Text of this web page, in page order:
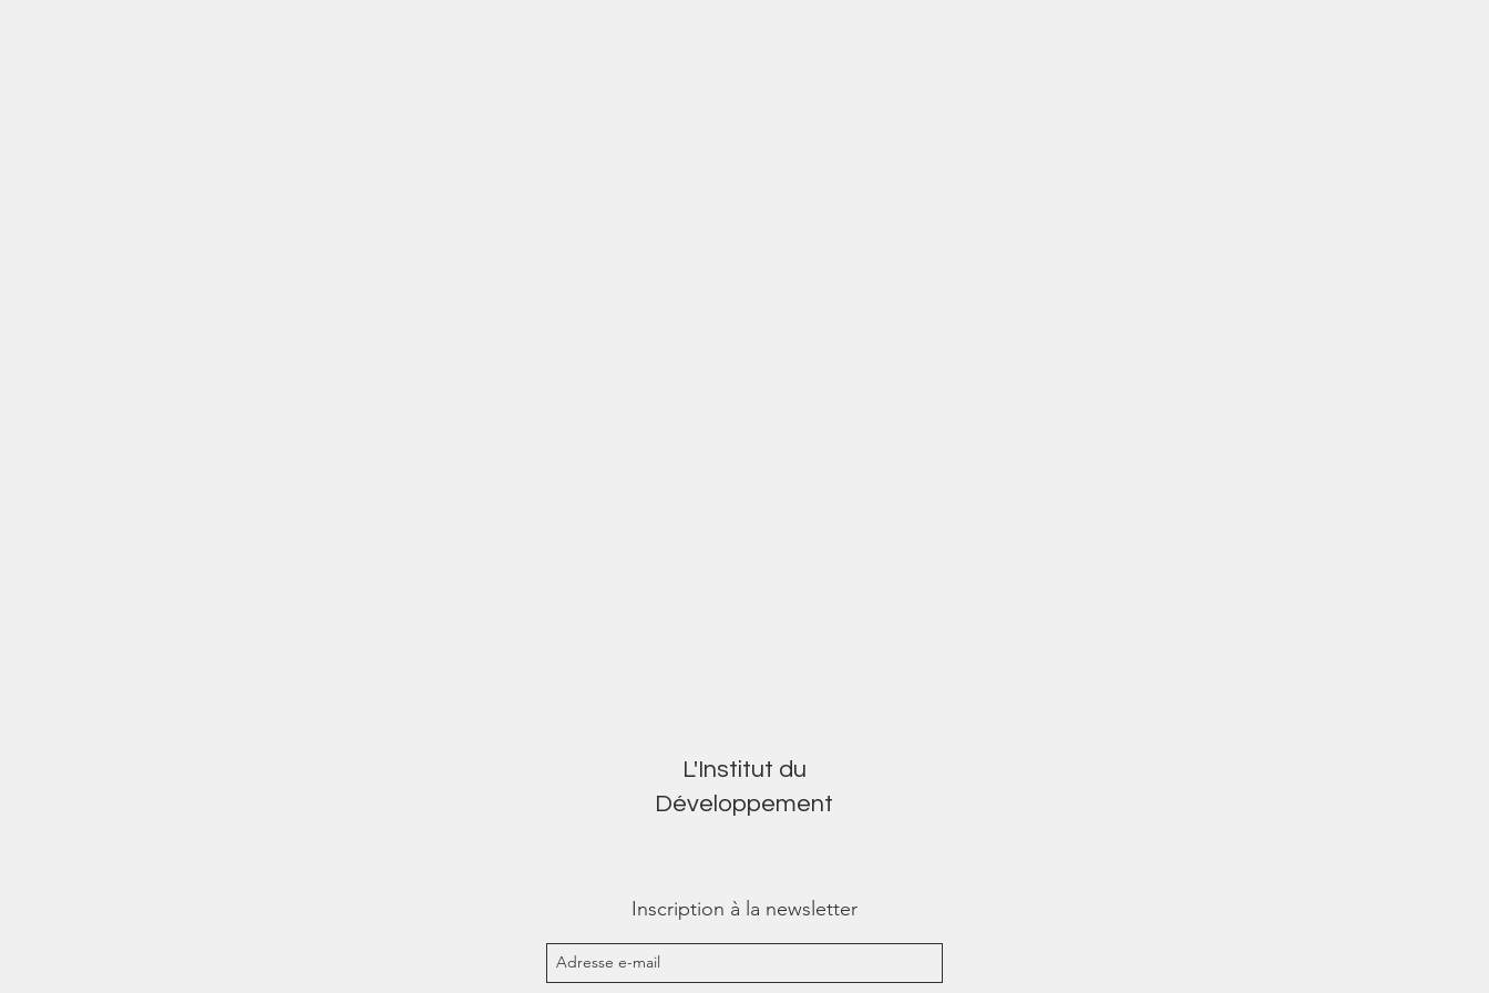
L'Institut du
Développement
Inscription à la newsletter